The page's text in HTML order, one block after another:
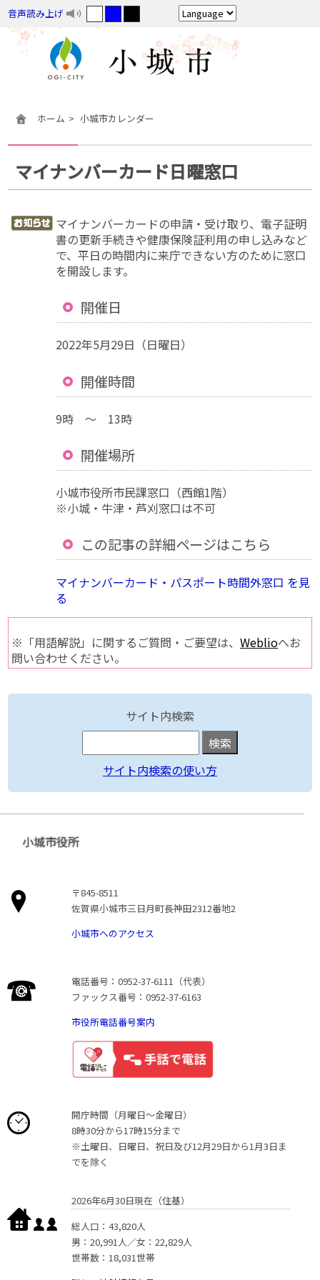
音声読み上げ
ホーム 小城市カレンダー
マイナンバーカード日曜窓口
マイナンバーカードの申請・受け取り、電子証明
書の更新手続きや健康保険証利用の申し込みなど
で、平日の時間内に来庁できない方のために窓口
を開設します。
開催日
2022年5月29日（日曜日）
開催時間
9時 ～ 13時
開催場所
小城市役所市民課窓口（西館1階）
※小城・牛津・芦刈窓口は不可
この記事の詳細ページはこちら
マイナンバーカード・パスポート時間外窓口 を見
る
※「用語解説」に関するご質問・ご要望は、Weblioへお
問い合わせください。
サイト内検索
サイト内検索の使い方
小城市役所
〒845-8511
佐賀県小城市三日月町長神田2312番地2
小城市へのアクセス
電話番号：0952-37-6111（代表）
ファックス番号：0952-37-6163
市役所電話番号案内
開庁時間（月曜日〜金曜日）
8時30分から17時15分まで
※土曜日、日曜日、祝日及び12月29日から1月3日ま
でを除く
2026年6月30日現在（住基）
総人口：43,820人
男：20,991人／女：22,829人
世帯数：18,031世帯